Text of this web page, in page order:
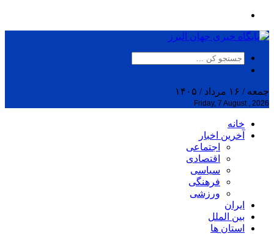
جمعه / ۱۶ مرداد / ۱۴۰۵
Friday, 7 August , 2026
خانه
آخرین اخبار
اجتماعی
اقتصادی
سیاسی
فرهنگی
ورزشی
ایران
بین الملل
استان ها